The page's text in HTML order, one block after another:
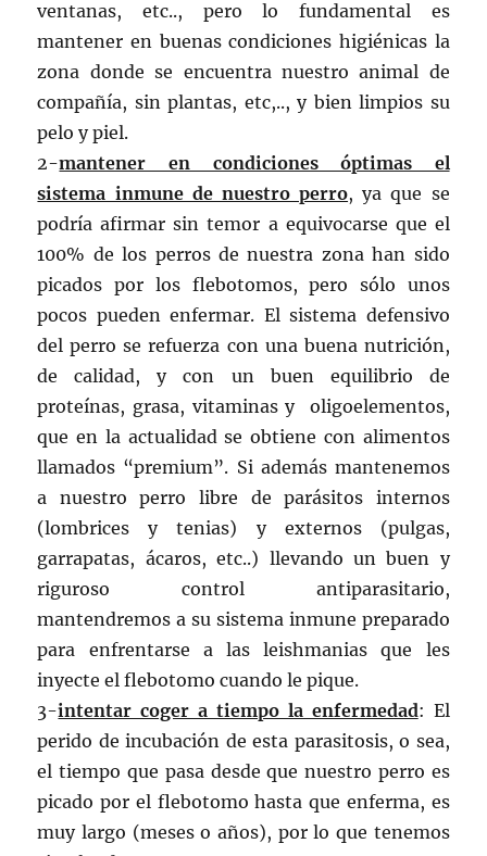
ventanas, etc.., pero lo fundamental es
mantener en buenas condiciones higiénicas la
zona donde se encuentra nuestro animal de
compañía, sin plantas, etc,.., y bien limpios su
pelo y piel.
2-mantener en condiciones óptimas el
sistema inmune de nuestro perro, ya que se
podría afirmar sin temor a equivocarse que el
100% de los perros de nuestra zona han sido
picados por los flebotomos, pero sólo unos
pocos pueden enfermar. El sistema defensivo
del perro se refuerza con una buena nutrición,
de calidad, y con un buen equilibrio de
proteínas, grasa, vitaminas y oligoelementos,
que en la actualidad se obtiene con alimentos
llamados “premium”. Si además mantenemos
a nuestro perro libre de parásitos internos
(lombrices y tenias) y externos (pulgas,
garrapatas, ácaros, etc..) llevando un buen y
riguroso control antiparasitario,
mantendremos a su sistema inmune preparado
para enfrentarse a las leishmanias que les
inyecte el flebotomo cuando le pique.
3-intentar coger a tiempo la enfermedad: El
perido de incubación de esta parasitosis, o sea,
el tiempo que pasa desde que nuestro perro es
picado por el flebotomo hasta que enferma, es
muy largo (meses o años), por lo que tenemos